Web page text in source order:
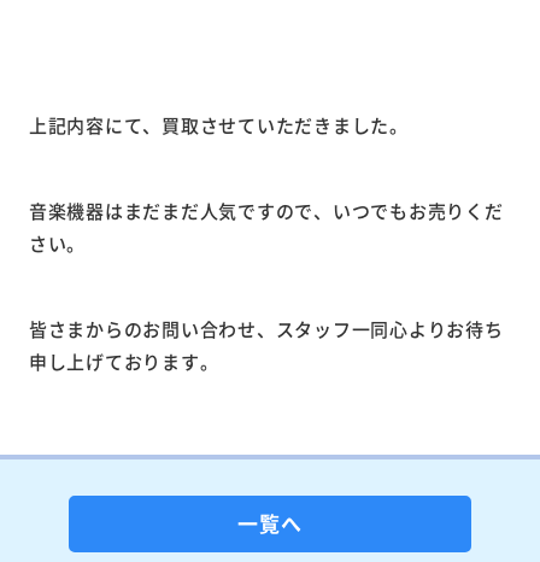
上記内容にて、買取させていただきました。
音楽機器はまだまだ人気ですので、いつでもお売りくだ
さい。
皆さまからのお問い合わせ、スタッフ一同心よりお待ち
申し上げております。
一覧へ